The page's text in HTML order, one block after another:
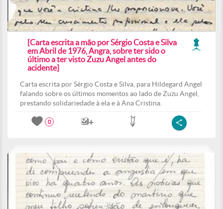
[Carta escrita a mão por Sérgio Costa e Silva
em Abril de 1976, Angra, sobre ter sido o
último a ter visto Zuzu Angel antes do
acidente]
Carta escrita por Sérgio Costa e Silva, para Hildegard Angel
falando sobre os últimos momentos ao lado de Zuzu Angel,
prestando solidariedade à ela e à Ana Cristina.
0